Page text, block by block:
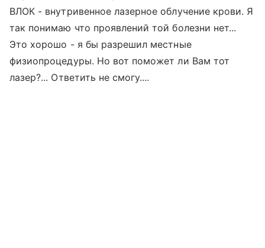
ВЛОК - внутривенное лазерное облучение крови. Я
так понимаю что проявлений той болезни нет...
Это хорошо - я бы разрешил местные
физиопроцедуры. Но вот поможет ли Вам тот
лазер?... Ответить не смогу....